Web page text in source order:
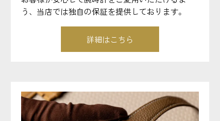
う、当店では独自の保証を提供しております。
詳細はこちら